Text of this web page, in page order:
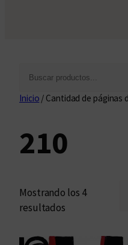
s
a
r
Inicio / Cantidad de páginas
210
Mostrando los 4
resultados
d